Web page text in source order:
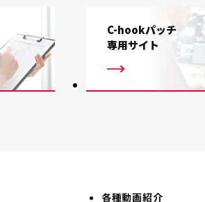
C-hookパッチ
専用サイト
各種動画紹介